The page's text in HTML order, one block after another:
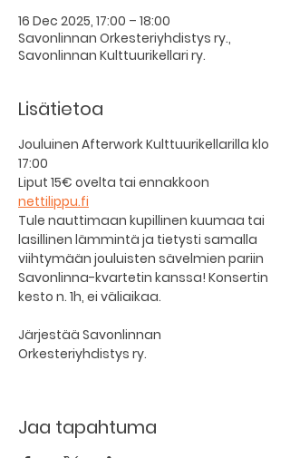
16 Dec 2025, 17:00 – 18:00
Savonlinnan Orkesteriyhdistys ry.,
Savonlinnan Kulttuurikellari ry.
Lisätietoa
Jouluinen Afterwork Kulttuurikellarilla klo
17:00
Liput 15€ ovelta tai ennakkoon
nettilippu.fi
Tule nauttimaan kupillinen kuumaa tai
lasillinen lämmintä ja tietysti samalla
viihtymään jouluisten sävelmien pariin
Savonlinna-kvartetin kanssa! Konsertin
kesto n. 1h, ei väliaikaa.
Järjestää Savonlinnan
Orkesteriyhdistys ry.
Jaa tapahtuma